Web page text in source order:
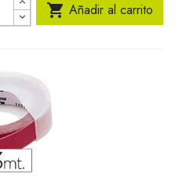
 Añadir al carrito